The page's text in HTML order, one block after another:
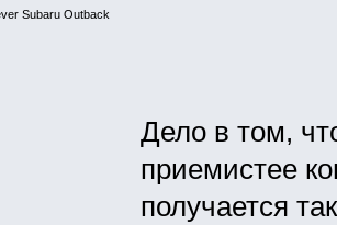
Subaru Outback
Дело в том,
приемистее
получается